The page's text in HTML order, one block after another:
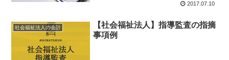
2017.07.10
社会福祉法人の会計
【社会福祉法人】指導監査の指摘
事項例